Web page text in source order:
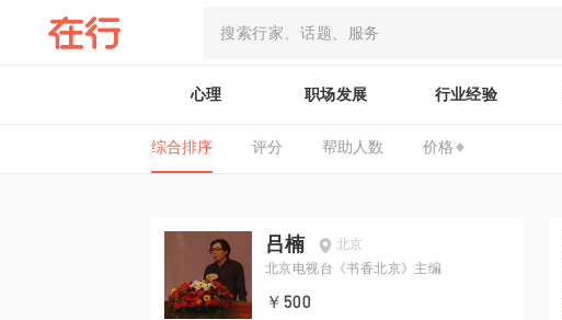
心理 职场发展 行业经验
综合排序 评分 帮助人数 价格
吕楠
北京
北京电视台《书香北京》主编
￥500